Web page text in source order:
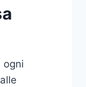
ogni